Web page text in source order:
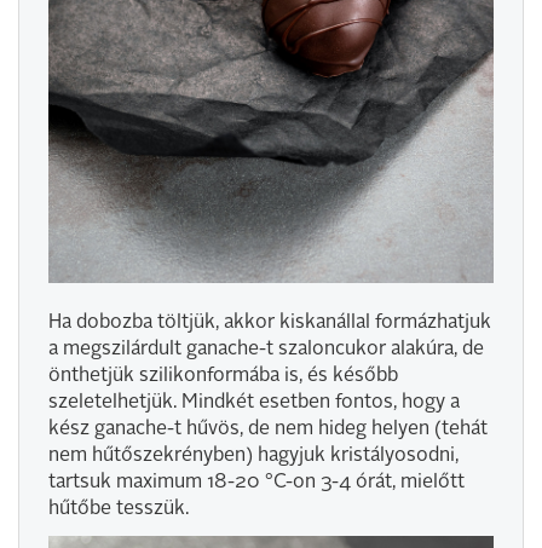
Ha dobozba töltjük, akkor kiskanállal formázhatjuk
a megszilárdult ganache-t szaloncukor alakúra, de
önthetjük szilikonformába is, és később
szeletelhetjük. Mindkét esetben fontos, hogy a
kész ganache-t hűvös, de nem hideg helyen (tehát
nem hűtőszekrényben) hagyjuk kristályosodni,
tartsuk maximum 18-20 °C-on 3-4 órát, mielőtt
hűtőbe tesszük.